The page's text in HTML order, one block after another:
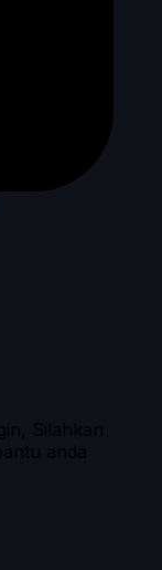
Silahkan
anda